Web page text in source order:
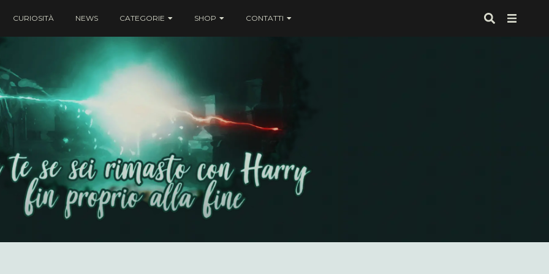
CURIOSITÀ NEWS CATEGORIE SHOP CONTATTI
rimasto con Harry fin proprio alla fine